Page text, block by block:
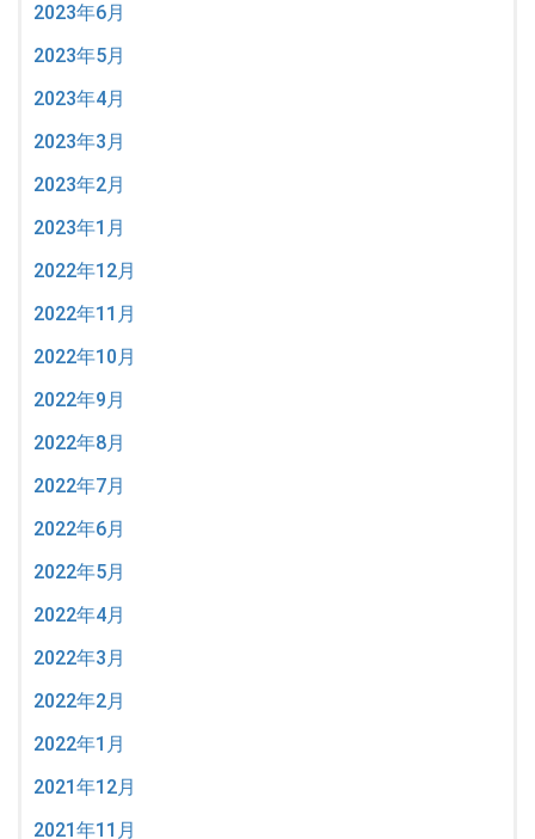
2023年6月
2023年5月
2023年4月
2023年3月
2023年2月
2023年1月
2022年12月
2022年11月
2022年10月
2022年9月
2022年8月
2022年7月
2022年6月
2022年5月
2022年4月
2022年3月
2022年2月
2022年1月
2021年12月
2021年11月